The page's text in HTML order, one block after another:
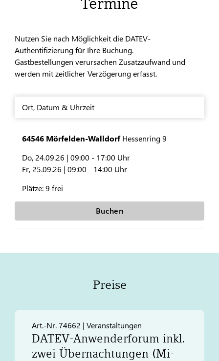
Nutzen Sie nach Möglichkeit die DATEV-
Authentifizierung für Ihre Buchung.
Gastbestellungen verursachen Zusatzaufwand und
werden mit zeitlicher Verzögerung erfasst.
Ort, Datum & Uhrzeit
64546 Mörfelden-WalldorfHessenring 9
Do, 24.09.26 | 09:00 - 17:00 Uhr
Fr, 25.09.26 | 09:00 - 14:00 Uhr
Plätze:9 frei
Buchen
Preise
Art.-Nr. 74662 | Veranstaltungen
DATEV-Anwenderforum inkl.
zwei Übernachtungen (Mi-